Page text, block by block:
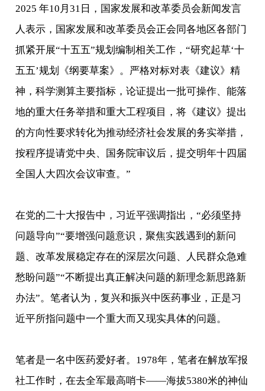
2025 年10月31日，国家发展和改革委员会新闻发言
人表示，国家发展和改革委员会正会同各地区各部门
抓紧开展“十五五”规划编制相关工作，“研究起草‘十
五五’规划《纲要草案》。严格对标对表《建议》精
神，科学测算主要指标，论证提出一批可操作、能落
地的重大任务举措和重大工程项目，将《建议》提出
的方向性要求转化为推动经济社会发展的务实举措，
按程序提请党中央、国务院审议后，提交明年十四届
全国人大四次会议审查。”
在党的二十大报告中，习近平强调指出，“必须坚持
问题导向”“要增强问题意识，聚焦实践遇到的新问
题、改革发展稳定存在的深层次问题、人民群众急难
愁盼问题”“不断提出真正解决问题的新理念新思路新
办法”。笔者认为，复兴和振兴中医药事业，正是习
近平所指问题中一个重大而又现实具体的问题。
笔者是一名中医药爱好者。1978年，笔者在解放军报
社工作时，在去全军最高哨卡——海拔5380米的神仙